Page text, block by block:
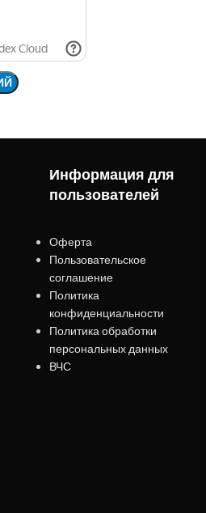
Информация для
пользователей
Оферта
Пользовательское
соглашение
Политика
конфиденциальности
Политика обработки
персональных данных
ВЧС